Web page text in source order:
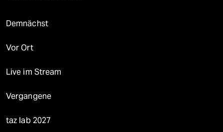
Demnächst
Vor Ort
Live im Stream
Vergangene
taz lab 2027